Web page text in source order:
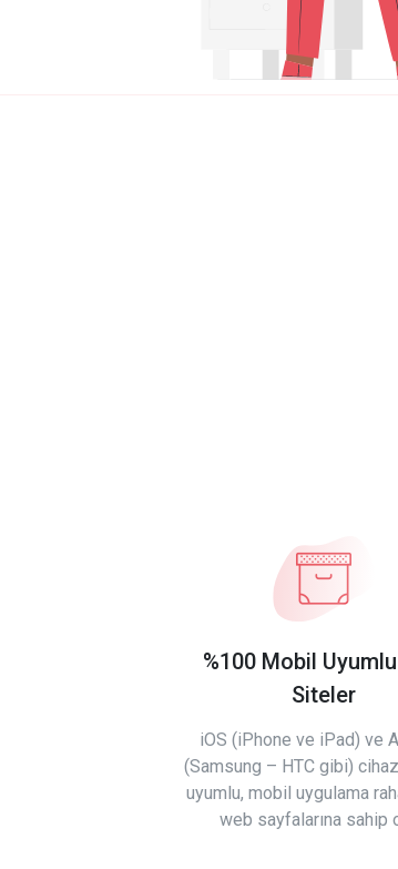
%100 Mobil
Siteler
iOS (iPhone ve iPad) ve
(Samsung – HTC gibi)
uyumlu, mobil uygulama
web sayfalarına sahip